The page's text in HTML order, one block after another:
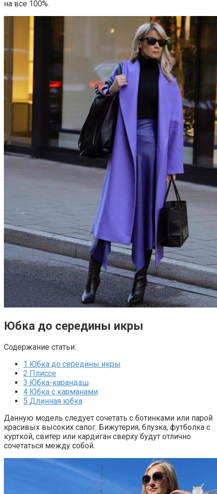
на все 100%.
Юбка до середины икры
Содержание статьи:
1 Юбка до середины икры
2 Плиссе
3 Юбка-карандаш
4 Юбка с карманами
5 Длинная юбка
Данную модель следует сочетать с ботинками или парой
красивых высоких сапог. Бижутерия, блузка, футболка с
курткой, свитер или кардиган сверху будут отлично
сочетаться между собой.